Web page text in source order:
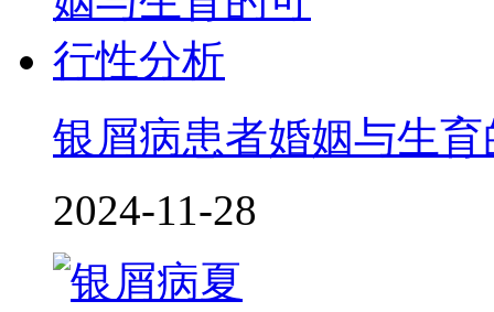
银屑病患者婚姻与生
2024-11-28